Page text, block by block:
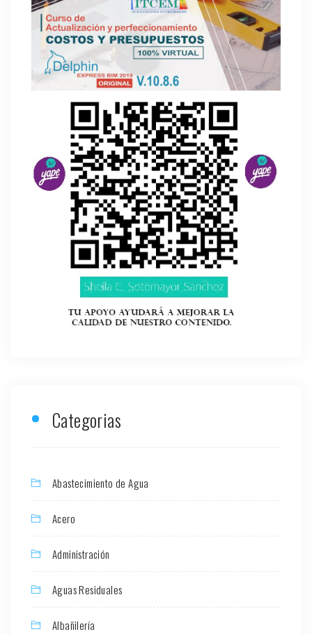
Categorias
Abastecimiento de Agua
Acero
Administración
Aguas Residuales
Albañilería